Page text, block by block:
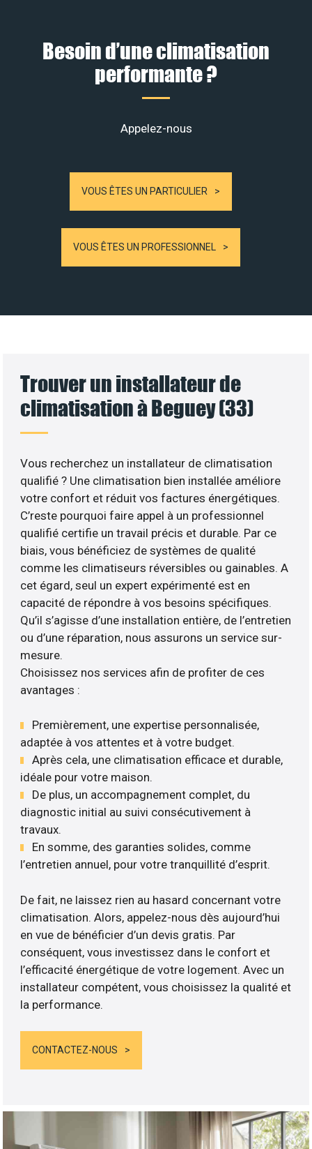
Besoin d’une climatisation
performante ?
Appelez-nous
VOUS ÊTES UN PARTICULIER
VOUS ÊTES UN PROFESSIONNEL
Trouver un installateur de
climatisation à Beguey (33)
Vous recherchez un installateur de climatisation
qualifié ? Une climatisation bien installée améliore
votre confort et réduit vos factures énergétiques.
C’reste pourquoi faire appel à un professionnel
qualifié certifie un travail précis et durable. Par ce
biais, vous bénéficiez de systèmes de qualité
comme les climatiseurs réversibles ou gainables. A
cet égard, seul un expert expérimenté est en
capacité de répondre à vos besoins spécifiques.
Qu’il s’agisse d’une installation entière, de l’entretien
ou d’une réparation, nous assurons un service sur-
mesure.
Choisissez nos services afin de profiter de ces
avantages :
Premièrement, une expertise personnalisée,
adaptée à vos attentes et à votre budget.
Après cela, une climatisation efficace et durable,
idéale pour votre maison.
De plus, un accompagnement complet, du
diagnostic initial au suivi consécutivement à
travaux.
En somme, des garanties solides, comme
l’entretien annuel, pour votre tranquillité d’esprit.
De fait, ne laissez rien au hasard concernant votre
climatisation. Alors, appelez-nous dès aujourd’hui
en vue de bénéficier d’un devis gratis. Par
conséquent, vous investissez dans le confort et
l’efficacité énergétique de votre logement. Avec un
installateur compétent, vous choisissez la qualité et
la performance.
CONTACTEZ-NOUS